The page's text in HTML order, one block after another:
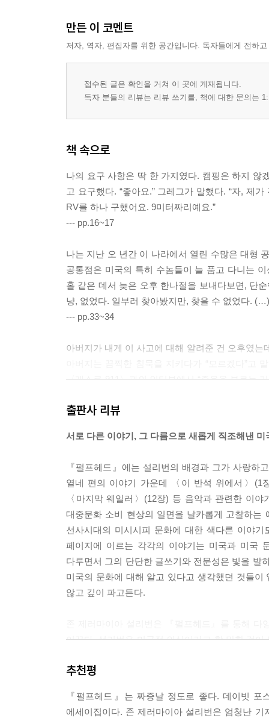
만든 이 코멘트
저자, 역자, 편집자를 위한 공간입니다. 독자들에게 전하
접수된 글은 확인을 거쳐 이 곳에 게재됩니다.
독자 분들의 리뷰는 리뷰 쓰기를, 책에 대한 문의는
책 속으로
나의 요구 사항은 딱 한 가지였다. 캠핑은 하지 않
고 요구했다. “좋아요.” 그레그가 말했다. “자, 제
RV를 하나 구했어요. 9미터짜리예요.”
--- pp.16~17
나는 지난 오 년간 이 나라에서 열린 수많은 대형
공통점은 미국의 특히 수놈들이 늘 품고 다니는
홀 같은 데서 늦은 오후 한나절을 보내다보면, 단
냥, 없었다. 일부러 찾아봤지만, 찾을 수 없었다.
--- pp.33~34
아버지가 내게 이 사고에 대해 알려준 건 오후였는
〈레스큐 911〉과의 인터뷰에서 “죽음을 부르는
--- pp.77~78
아주 조용히 형이 울기 시작했고, 형의 어깨가 감
(…) 자기가 병원에 있다는 사실조차 알지 못하고
았을까? 갑자기 맑은 정신이 돌아온 걸까?
“그게 뭐였는데? 뭘 봤는데?”
--- pp.86~87
내가 그를 알게 된 1990년대 중반에는 소위 남부
걸 염두에 둘 필요가 있다. 라이틀은 이 쇠락하고
그럭저럭 남아 있었다.
--- p.97
상황에 처했다.
--- p.131
출판사 리뷰
서로 다른 이야기, 그 다름으로 새롭게 직조해낸 미
『펄프헤드』에는 설리번의 배경과 그가 사랑
열네 편의 이야기 가운데 〈이 반석 위에서〉(1
〈마지막 웨일러〉(12장) 등 음악과 관련한 이
대중문화 소비 현상의 일면을 날카롭게 고찰하는
선사시대의 미시시피 문화에 대한 색다른 이야
페이지에 이르는 각각의 이야기는 미국과 미국
다루면서 그의 단단한 글쓰기와 전문성은 빛을 발
미국의 문화에 대해 알고 있다고 생각했던 것들
않고 깊이 파고든다.
이끈다. 설리번은 미국적 의식이라고 할 만한 것
식물학자를 찾아 남동부를 가로지르고, 액슬 로
적이 없는, 최소한 이런 방식으로 들어본 적은 없
추천평
『펄프헤드』는 짜증날 정도로 좋다. 데이빗
에세이집이다. 존 제러마이아 설리번은 엄청난